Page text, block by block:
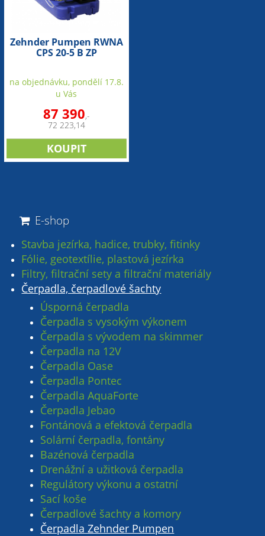
Zehnder Pumpen RWNA
CPS 20-5 B ZP
dešťové vody z cisterny)
na objednávku, pondělí 17.8.
u Vás
87 390,-
72 223,14
E-shop
Stavba jezírka, hadice, trubky, fitinky
Fólie, geotextílie, plastová jezírka
Filtry, filtrační sety a filtrační materiály
Čerpadla, čerpadlové šachty
Úsporná čerpadla
Čerpadla s vysokým výkonem
Čerpadla s vývodem na skimmer
Čerpadla na 12V
Čerpadla Oase
Čerpadla Pontec
Čerpadla AquaForte
Čerpadla Jebao
Fontánová a efektová čerpadla
Solární čerpadla, fontány
Bazénová čerpadla
Drenážní a užitková čerpadla
Regulátory výkonu a ostatní
Sací koše
Čerpadlové šachty a komory
Čerpadla Zehnder Pumpen